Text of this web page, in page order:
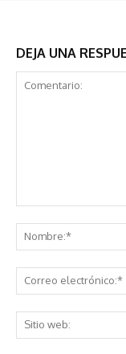
DEJA UNA